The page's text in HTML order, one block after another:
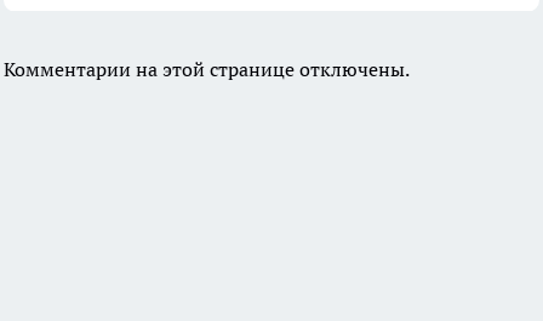
Комментарии на этой странице отключены.